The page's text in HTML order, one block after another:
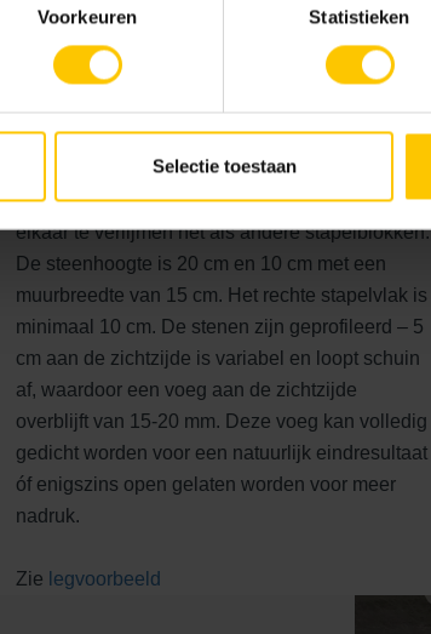
Voorkeuren Statistieken
Selectie toestaan
Vario Patioblok wildverband
Muur is naar eigen inzicht te stapelen, strak op
elkaar te verlijmen net als andere stapelblokken.
De steenhoogte is 20 cm en 10 cm met een
muurbreedte van 15 cm. Het rechte stapelvlak is
minimaal 10 cm. De stenen zijn geprofileerd – 5
cm aan de zichtzijde is variabel en loopt schuin
af, waardoor een voeg aan de zichtzijde
overblijft van 15-20 mm. Deze voeg kan volledig
gedicht worden voor een natuurlijk eindresultaat
óf enigszins open gelaten worden voor meer
nadruk.
Zie legvoorbeeld